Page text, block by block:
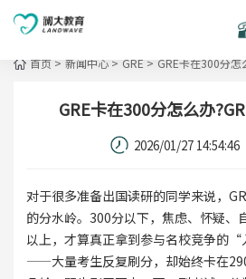
首页 > 新闻中心 > GRE > GRE卡在300分怎
GRE卡在300分怎么办
2026/01/27 14:54:46
对于很多准备出国读研的同学来说，
的分水岭。300分以下，焦虑、怀疑、
以上，才算真正拿到参与名校竞争的
——大量考生反复刷分，却始终卡在